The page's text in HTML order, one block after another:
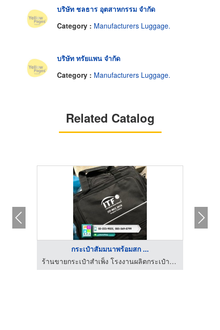
บริษัท ชลธาร อุตสาหกรรม จำกัด
Category : Manufacturers Luggage.
บริษัท ทรัยแพน จำกัด
Category : Manufacturers Luggage.
Related Catalog
กระเป๋าสัมมนาพร้อมสก ...
ร้านขายกระเป๋าสำเพ็ง โรงงานผลิตกระเป๋าสำเพ็ง